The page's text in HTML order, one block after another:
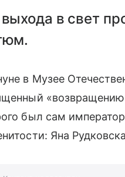
в свет
в Музее
был сам
Яна